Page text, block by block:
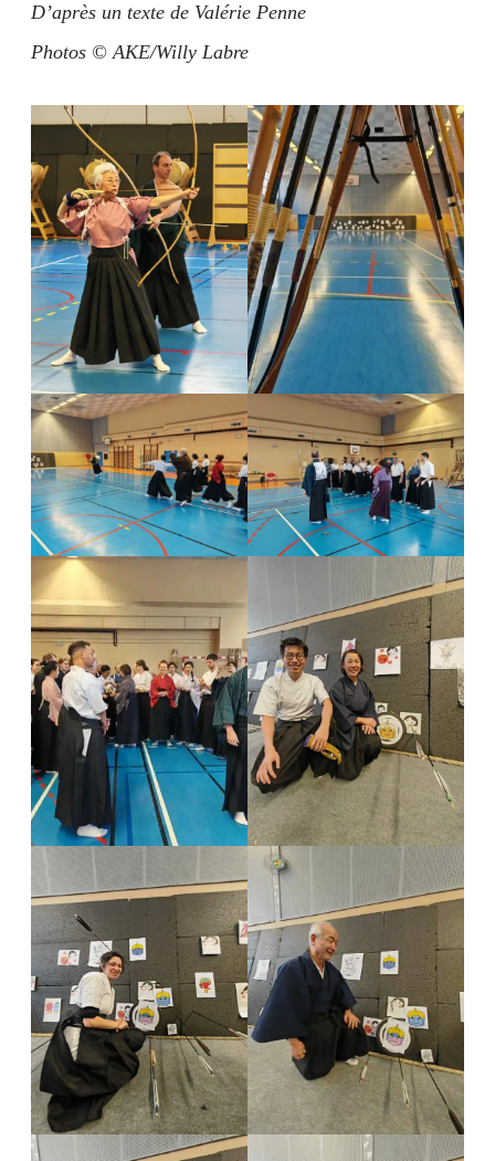
D’après un texte de Valérie Penne
Photos © AKE/Willy Labre